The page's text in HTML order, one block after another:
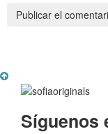
Síguenos